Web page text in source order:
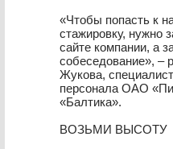
«Чтобы попасть к
стажировку, нужно
сайте компании, а
собеседование», –
Жукова,
персонала ОАО
«Балтика».
ВОЗЬМИ ВЫСОТУ